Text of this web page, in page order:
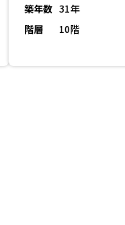
築年数 31年
階層
10階